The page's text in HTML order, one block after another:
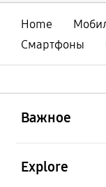
Home
Смартфоны
Важное
Explore